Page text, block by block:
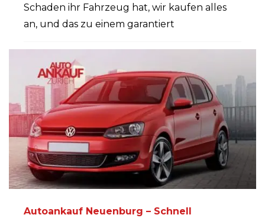
Schaden ihr Fahrzeug hat, wir kaufen alles
an, und das zu einem garantiert
PUBLISHED IN
Autoankauf Neuenburg – Schnell